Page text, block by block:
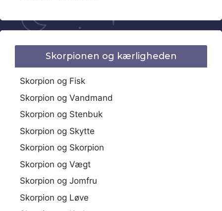
Skorpionen og kærligheden
Skorpion og Fisk
Skorpion og Vandmand
Skorpion og Stenbuk
Skorpion og Skytte
Skorpion og Skorpion
Skorpion og Vægt
Skorpion og Jomfru
Skorpion og Løve